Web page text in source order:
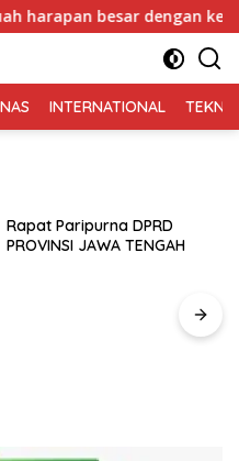
besar dengan
INTERNATIONAL
Kegiatan Kunjungan Dalam
Daerah di Ruas jalan Galih-